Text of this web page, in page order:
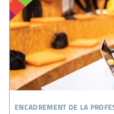
encadrement de la